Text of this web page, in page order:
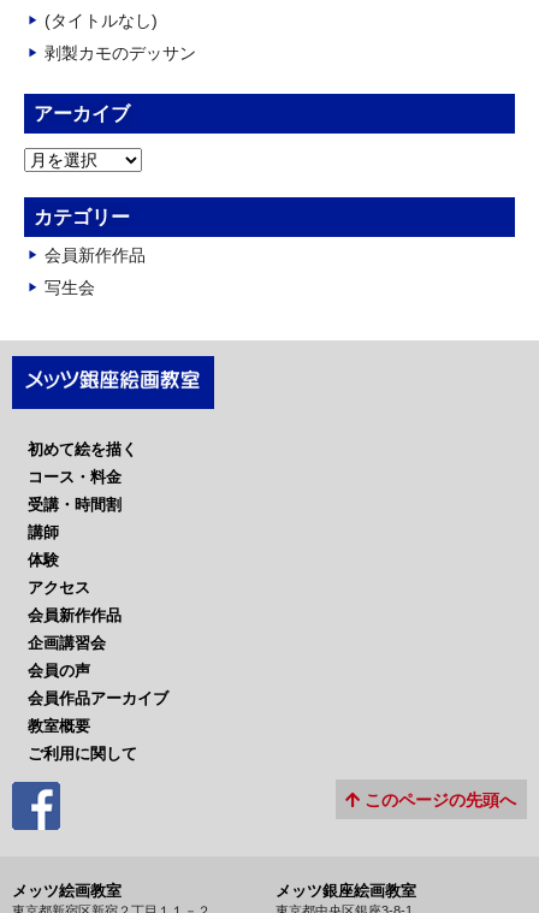
(タイトルなし)
剥製カモのデッサン
アーカイブ
ア
カ
イ
ブ
カテゴリー
会員新作作品
写生会
初めて絵を描く
コース・料金
受講・時間割
講師
体験
アクセス
会員新作作品
企画講習会
会員の声
会員作品アーカイブ
教室概要
ご利用に関して
このページの先頭へ
メッツ絵画教室
東京都新宿区新宿２丁目１１－２
メッツ銀座絵画教室
東京都中央区銀座3-8-1